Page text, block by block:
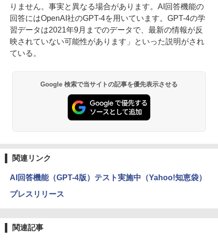
りません。事実と異なる場合があります。AI回答機能の
回答にはOpenAI社のGPT-4を用いています。GPT-4の学
習データは2021年9月までのデータで、最新の情報が反
映されていない可能性があります」といった説明がされ
ている。
Google 検索で当サイトの記事を優先表示させる
関連リンク
AI回答機能（GPT-4版）テスト実施中（Yahoo!知恵袋）
プレスリリース
関連記事